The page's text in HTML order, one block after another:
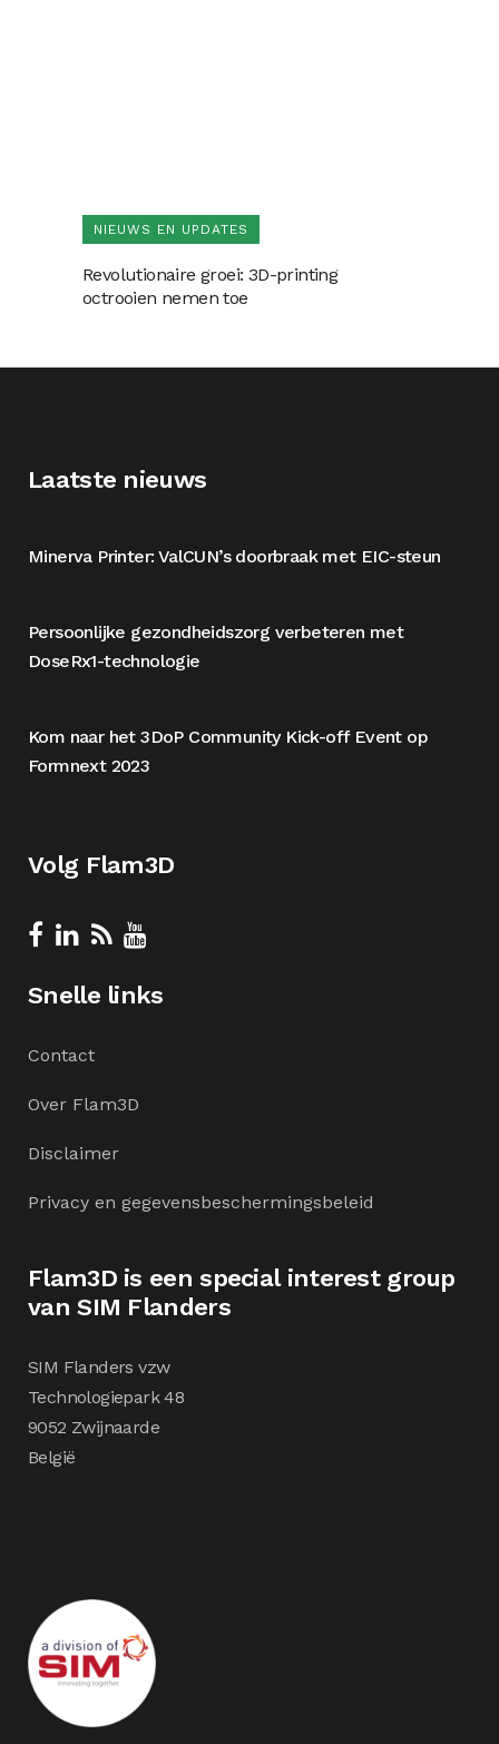
NIEUWS EN UPDATES
Revolutionaire groei: 3D-printing
octrooien nemen toe
Laatste nieuws
Minerva Printer: ValCUN’s doorbraak met EIC-steun
Persoonlijke gezondheidszorg verbeteren met
DoseRx1-technologie
Kom naar het 3DoP Community Kick-off Event op
Formnext 2023
Volg Flam3D
Snelle links
Contact
Over Flam3D
Disclaimer
Privacy en gegevensbeschermingsbeleid
Flam3D is een special interest group
van SIM Flanders
SIM Flanders vzw
Technologiepark 48
9052 Zwijnaarde
België